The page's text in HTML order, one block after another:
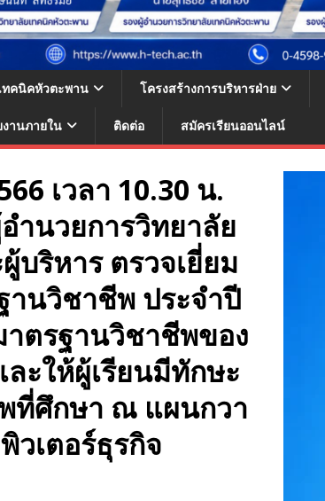
ทคนิคหัวตะพาน โครงสร้างการบริหารฝ่าย
านภายใน ติดต่อ สมัครเรียนออนไลน์
เวลา 10.30 น.
ำนวยการวิทยาลัย
ริหาร ตรวจเยี่ยม
านวิชาชีพ ประจำปี
าตรฐานวิชาชีพของ
ะให้ผู้เรียนมีทักษะ
ที่ศึกษา ณ แผนกวา
วเตอร์ธุรกิจ